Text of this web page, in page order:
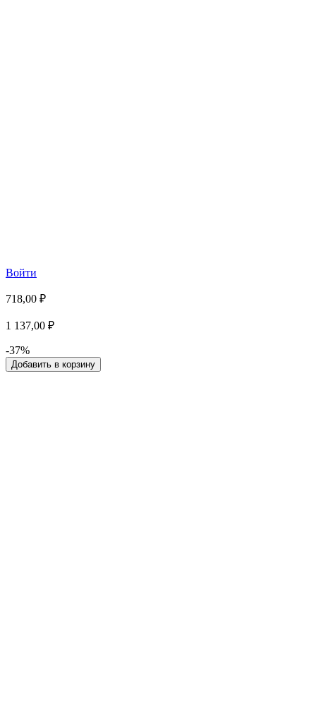
Войти
718,00 ₽
1 137,00 ₽
-37%
Добавить в корзину